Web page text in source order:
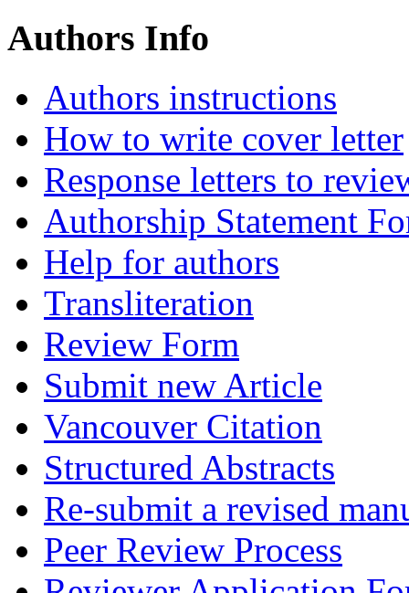
Authors Info
Authors instructions
How to write cover letter
Response letters to
Authorship Statement
Help for authors
Transliteration
Review Form
Submit new Article
Vancouver Citation
Structured Abstracts
Re-submit a revised
Peer Review Process